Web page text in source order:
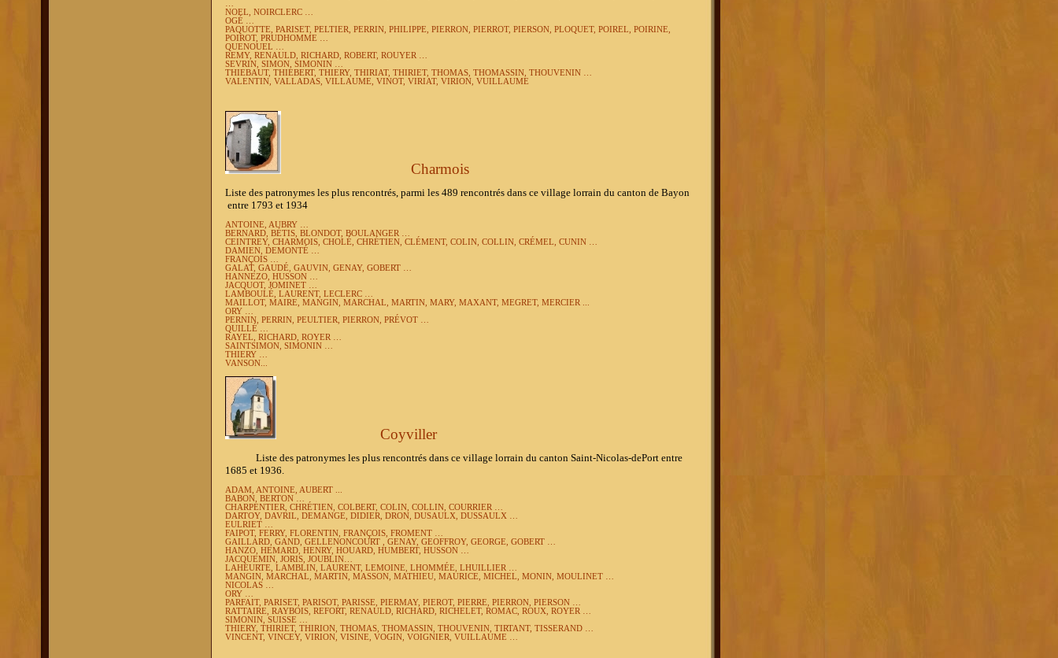
NOEL, NOIRCLERC …
OGÉ …
PAQUOTTE, PARISET, PELTIER, PERRIN, PHILIPPE, PIERRON, PIERROT, PIERSON, PLOQUET, POIREL, POIRINE,
POIROT, PRUDHOMME …
QUENOUEL …
REMY, RENAULD, RICHARD, ROBERT, ROUYER …
SEVRIN, SIMON, SIMONIN …
THIEBAUT, THIEBERT, THIERY, THIRIAT, THIRIET, THOMAS, THOMASSIN, THOUVENIN …
VALENTIN, VALLADAS, VILLAUME, VINOT, VIRIAT, VIRION, VUILLAUME
Charmois
Liste des patronymes les plus rencontrés, parmi les 489 rencontrés dans ce village lorrain du canton de Bayon
entre 1793 et 1934
ANTOINE, AUBRY …
BERNARD, BÉTIS, BLONDOT, BOULANGER …
CEINTREY, CHARMOIS, CHOLÉ, CHRÉTIEN, CLÉMENT, COLIN, COLLIN, CRÉMEL, CUNIN …
DAMIEN, DEMONTÉ …
FRANÇOIS …
GALAT, GAUDÉ, GAUVIN, GENAY, GOBERT …
HANNEZO, HUSSON …
JACQUOT, JOMINET …
LAMBOULÉ, LAURENT, LECLERC …
MAILLOT, MAIRE, MANGIN, MARCHAL, MARTIN, MARY, MAXANT, MEGRET, MERCIER ...
ORY …
PERNIN, PERRIN, PEULTIER, PIERRON, PRÉVOT …
QUILLÉ …
RAYEL, RICHARD, ROYER …
SAINTSIMON, SIMONIN …
THIERY …
VANSON...
Coyviller
Liste des patronymes les plus rencontrés dans ce village lorrain du canton Saint-Nicolas-dePort entre
1685 et 1936.
ADAM, ANTOINE, AUBERT ...
BABON, BERTON …
CHARPENTIER, CHRÉTIEN, COLBERT, COLIN, COLLIN, COURRIER …
DARTOY, DAVRIL, DEMANGE, DIDIER, DRON, DUSAULX, DUSSAULX …
EULRIET …
FAIPOT, FERRY, FLORENTIN, FRANÇOIS, FROMENT …
GAILLARD, GAND, GELLENONCOURT , GENAY, GEOFFROY, GEORGE, GOBERT …
HANZO, HEMARD, HENRY, HOUARD, HUMBERT, HUSSON …
JACQUEMIN, JORIS, JOUBLIN…
LAHEURTE, LAMBLIN, LAURENT, LEMOINE, LHOMMÉE, LHUILLIER …
MANGIN, MARCHAL, MARTIN, MASSON, MATHIEU, MAURICE, MICHEL, MONIN, MOULINET …
NICOLAS …
ORY …
PARFAIT, PARISET, PARISOT, PARISSE, PIERMAY, PIEROT, PIERRE, PIERRON, PIERSON …
RATTAIRE, RAYBOIS, REFORT, RENAULD, RICHARD, RICHELET, ROMAC, ROUX, ROYER …
SIMONIN, SUISSE …
THIERY, THIRIET, THIRION, THOMAS, THOMASSIN, THOUVENIN, TIRTANT, TISSERAND …
VINCENT, VINCEY, VIRION, VISINE, VOGIN, VOIGNIER, VUILLAUME …